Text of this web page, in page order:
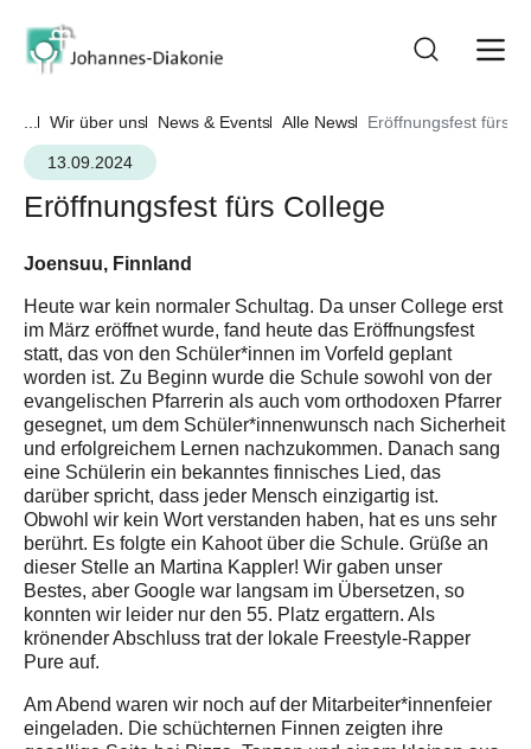
... Wir über uns News & Events Alle News
Eröffnungsfest fürs
13.09.2024
Eröffnungsfest fürs College
Joensuu, Finnland
Heute war kein normaler Schultag. Da unser College erst
im März eröffnet wurde, fand heute das Eröffnungsfest
statt, das von den Schüler*innen im Vorfeld geplant
worden ist. Zu Beginn wurde die Schule sowohl von der
evangelischen Pfarrerin als auch vom orthodoxen Pfarrer
gesegnet, um dem Schüler*innenwunsch nach Sicherheit
und erfolgreichem Lernen nachzukommen. Danach sang
eine Schülerin ein bekanntes finnisches Lied, das
darüber spricht, dass jeder Mensch einzigartig ist.
Obwohl wir kein Wort verstanden haben, hat es uns sehr
berührt. Es folgte ein Kahoot über die Schule. Grüße an
dieser Stelle an Martina Kappler! Wir gaben unser
Bestes, aber Google war langsam im Übersetzen, so
konnten wir leider nur den 55. Platz ergattern. Als
krönender Abschluss trat der lokale Freestyle-Rapper
Pure auf.
Am Abend waren wir noch auf der Mitarbeiter*innenfeier
eingeladen. Die schüchternen Finnen zeigten ihre